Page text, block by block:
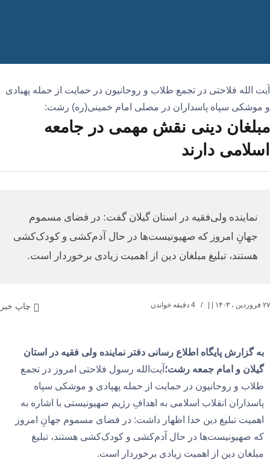
آیت الله فلاحتی در تجمع طلاب و روحانیون در حمایت از حمله پهبادی
و موشکی سپاه‌ پاسداران در مصلی امام خمینی(ره) رشت:
مبلغان دینی نقش مهمی در جامعه
اسلامی دارند
نماینده ولی‌فقیه در استان گیلان گفت: در فضای مسموم
جهانِ امروز که صهیونیست‌ها در حال آدم‌کشی و کودک‌کشی
هستند، تبلیغ مبلغان دین از اهمیت زیادی برخوردار است.
۲۷ فروردین ، ۱۴۰۳ چاپ خبر
به گزارش پایگاه اطلاع رسانی دفتر نماینده ولی فقیه در استان
گیلان و امام جمعه رشت؛ آیت‌الله رسول فلاحتی امروز در تجمع
طلاب و روحانیون در حمایت از حمله پهپادی و موشکی سپاه‌
پاسداران انقلاب اسلامی به اهدافِ رژیم صهیونیستی با اشاره به
اهمیت تبلیغ دین خدا اظهار داشت: در فضای مسموم جهانِ امروز
که صهیونیست‌ها در حال آدم‌کشی و کودک‌کشی هستند، تبلیغ
مبلغان دین از اهمیت زیادی برخوردار است.